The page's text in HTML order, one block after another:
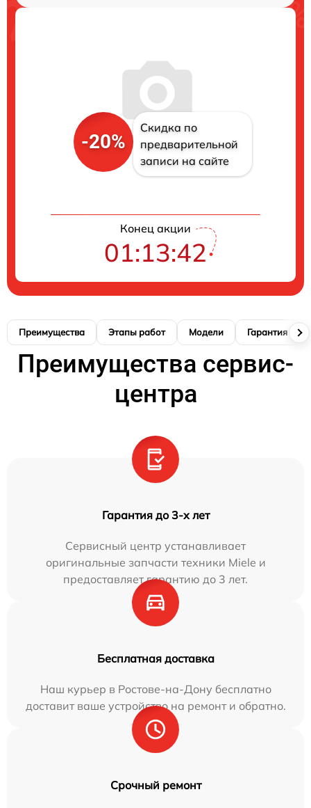
-20%
Скидка по
предварительной
записи на сайте
Конец акции
01:13:41
Преимущества Этапы работ Модели Гарантия
Преимущества сервис-
центра
Гарантия до 3-х лет
Сервисный центр устанавливает
оригинальные запчасти техники Miele и
предоставляет гарантию до 3 лет.
Бесплатная доставка
Наш курьер в Ростове-на-Дону бесплатно
доставит ваше устройство на ремонт и обратно.
Срочный ремонт